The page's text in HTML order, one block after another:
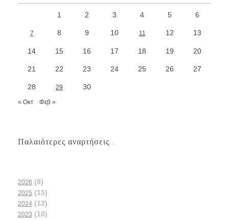
1 2 3 4 5 6
7 8 9 10 11 12 13
14 15 16 17 18 19 20
21 22 23 24 25 26 27
28 29 30
« Οκτ Φεβ »
Παλαιότερες αναρτήσεις...
2026 (8)
2025 (15)
2024 (12)
2023 (10)